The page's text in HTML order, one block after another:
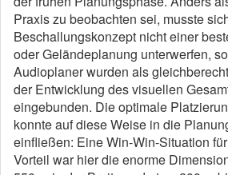
Praxis zu beobachten sei, musste
Beschallungskonzept nicht einer
oder Geländeplanung unterwerfen,
Audioplaner wurden als
der Entwicklung des visuellen
eingebunden. Die optimale
konnte auf diese Weise in die
einfließen: Eine Win-Win-Situation
Vorteil war hier die enorme